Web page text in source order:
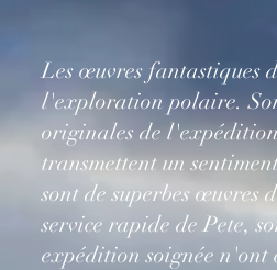
Les œuvres fantastiques
l'exploration polaire.
originales de
transmettent un
sont de superbes œuvres
service rapide de Pete,
expédition soignée n'ont